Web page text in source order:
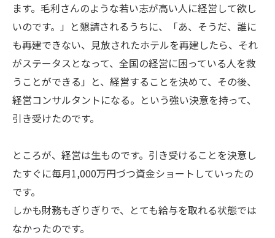
ます。毛利さんのような若い志が高い人に経営して欲し
いのです。」と懇請されるうちに、「あ、そうだ、誰に
も再建できない、見放されたホテルを再建したら、それ
がステータスとなって、全国の経営に困っている人を救
うことができる」と、経営することを決めて、その後、
経営コンサルタントになる。という強い決意を持って、
引き受けたのです。
ところが、経営は生ものです。引き受けることを決意し
たすぐに毎月1,000万円づつ資金ショートしていったの
です。
しかも財務もぎりぎりで、とても給与を取れる状態では
なかったのです。